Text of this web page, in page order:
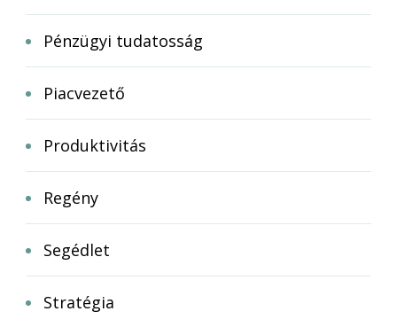
Pénzügyi tudatosság
Piacvezető
Produktivitás
Regény
Segédlet
Stratégia